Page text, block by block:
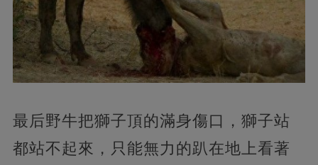
最后野牛把獅子頂的滿身傷口，獅子站
都站不起來，只能無力的趴在地上看著